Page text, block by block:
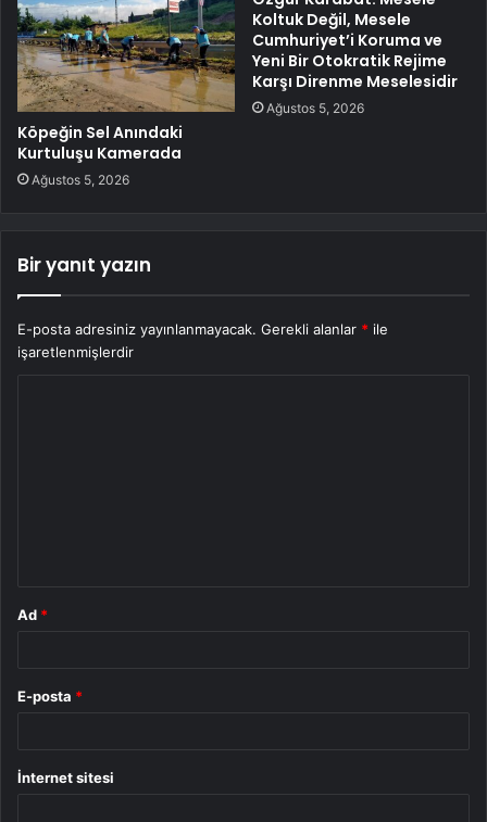
Köpeğin Sel Anındaki
Kurtuluşu Kamerada
Ağustos 5, 2026
Koltuk Değil, Mesele
Cumhuriyet’i Koruma ve
Yeni Bir Otokratik Rejime
Karşı Direnme Meselesidir
Ağustos 5, 2026
Bir yanıt yazın
E-posta adresiniz yayınlanmayacak. Gerekli alanlar * ile
işaretlenmişlerdir
Ad *
E-posta *
İnternet sitesi